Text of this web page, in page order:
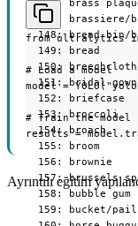
from ultralytics
# Load a model
model =
# Train the model
results =
Ayrıntılı eğitim